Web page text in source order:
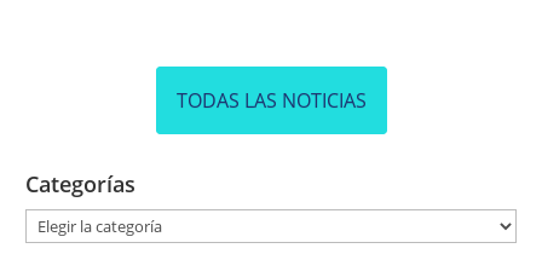
TODAS LAS NOTICIAS
Categorías